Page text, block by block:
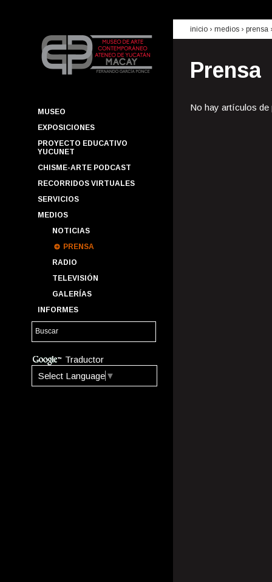
MUSEO
EXPOSICIONES
PROYECTO EDUCATIVO
YUCUNET
CHISME-ARTE PODCAST
RECORRIDOS VIRTUALES
SERVICIOS
MEDIOS
NOTICIAS
PRENSA
RADIO
TELEVISIÓN
GALERÍAS
INFORMES
Traductor
Select Language ▼
inicio › medios › prensa
Prensa
No hay artículos de